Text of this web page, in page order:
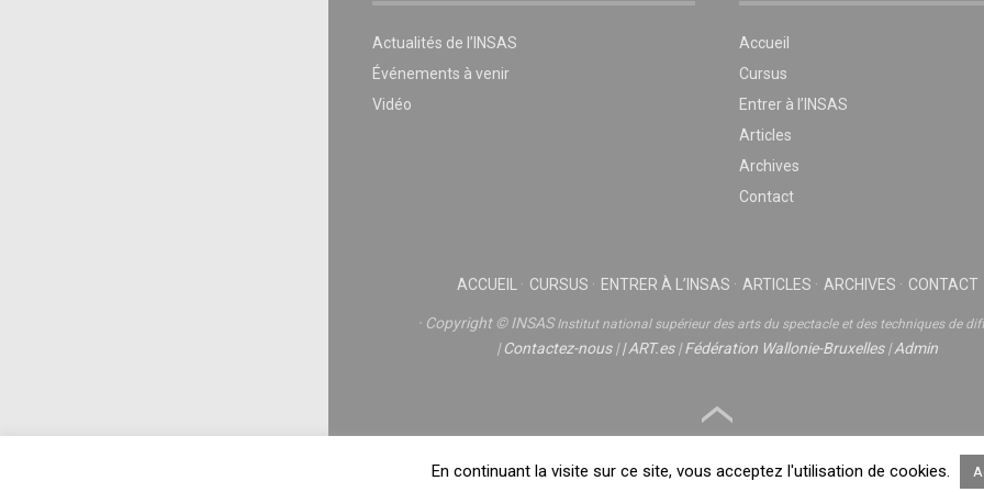
Actualités de l’INSAS
Événements à venir
Vidéo
Accueil
Cursus
Entrer à l’INSAS
Articles
Archives
Contact
ACCUEIL CURSUS ENTRER À L’INSAS ARTICLES ARCHIVES CONTACT
Copyright © INSASInstitut national supérieur des arts du spectacle et des techniques de
|Contactez-nous||ART.es|Fédération Wallonie-Bruxelles|Admin
En continuant la visite sur ce site, vous acceptez l'utilisation de cookies.